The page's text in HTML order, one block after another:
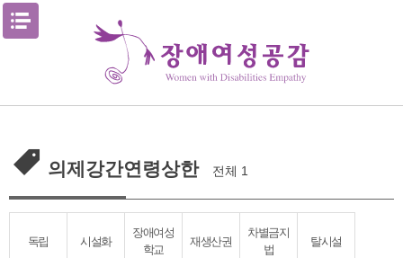
Skip
의제강간연령상한 전체 1
독립 시설화
장애여성
학교
재생산권
차별금지
법
탈시설